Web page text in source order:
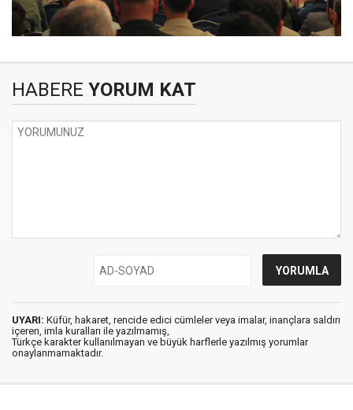
HABERE YORUM KAT
UYARI: Küfür, hakaret, rencide edici cümleler veya imalar, inançlara saldırı
içeren, imla kuralları ile yazılmamış,
Türkçe karakter kullanılmayan ve büyük harflerle yazılmış yorumlar
onaylanmamaktadır.